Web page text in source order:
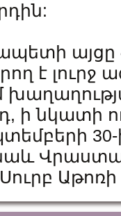
է լուրջ
ի նկատի
նաև
Սուրբ